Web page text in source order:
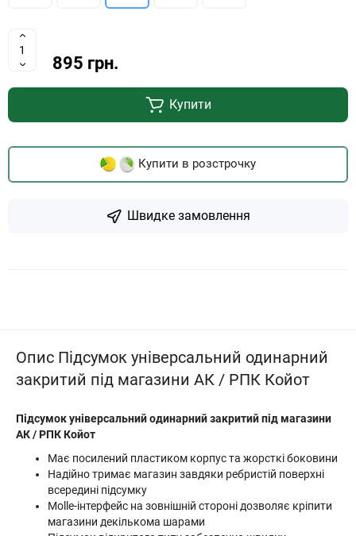
895 грн.
Купити
Купити в розстрочку
Швидке замовлення
Опис Підсумок універсальний одинарний
закритий під магазини АК / РПК Койот
Підсумок універсальний одинарний закритий під магазини
АК / РПК Койот
Має посилений пластиком корпус та жорсткі боковини
Надійно тримає магазин завдяки ребристій поверхні
всередині підсумку
Molle-інтерфейс на зовнішній стороні дозволяє кріпити
магазини декількома шарами